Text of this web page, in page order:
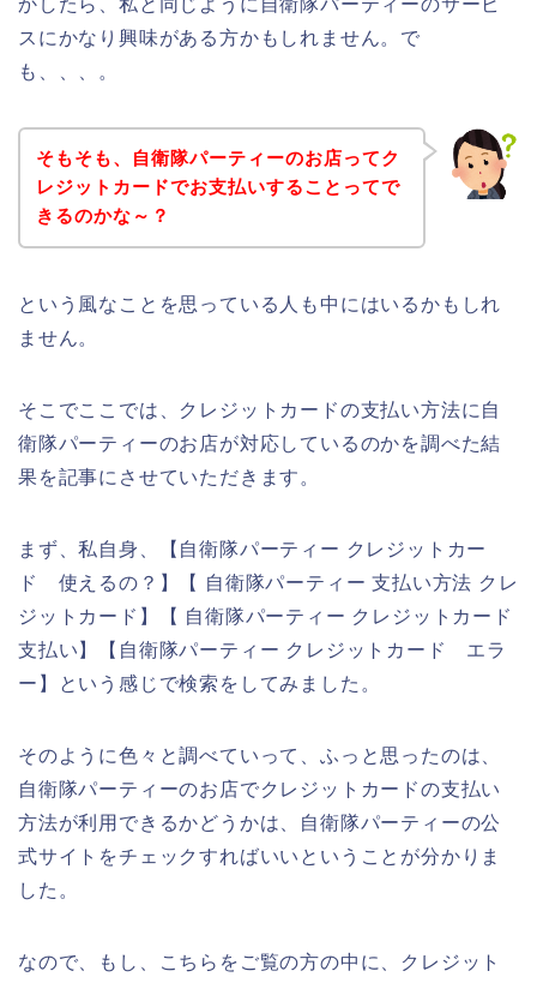
スにかなり興味がある方かもしれません。で
も、、、。
そもそも、自衛隊パーティーのお店ってク
レジットカードでお支払いすることってで
きるのかな～？
という風なことを思っている人も中にはいるかもしれ
ません。
そこでここでは、クレジットカードの支払い方法に自
衛隊パーティーのお店が対応しているのかを調べた結
果を記事にさせていただきます。
まず、私自身、【自衛隊パーティー クレジットカー
ド 使えるの？】【 自衛隊パーティー 支払い方法 クレ
ジットカード】【 自衛隊パーティー クレジットカード
支払い】【自衛隊パーティー クレジットカード エラ
ー】という感じで検索をしてみました。
そのように色々と調べていって、ふっと思ったのは、
自衛隊パーティーのお店でクレジットカードの支払い
方法が利用できるかどうかは、自衛隊パーティーの公
式サイトをチェックすればいいということが分かりま
した。
なので、もし、こちらをご覧の方の中に、クレジット